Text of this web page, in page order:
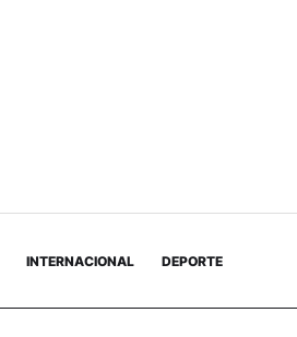
INTERNACIONAL DEPORTE